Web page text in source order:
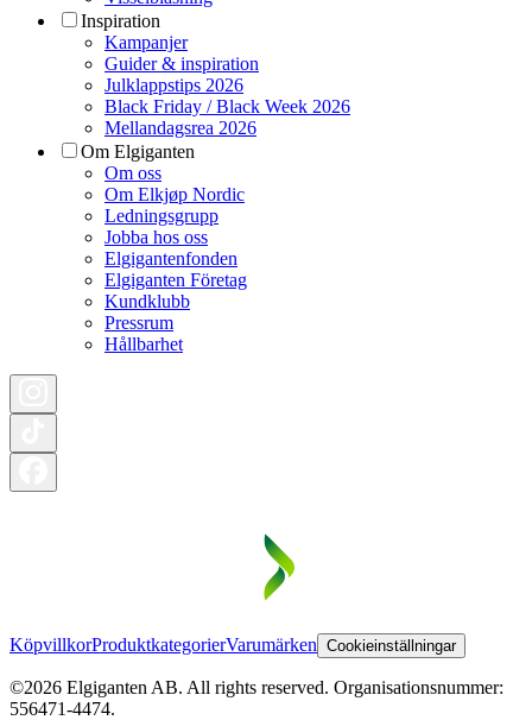
Inspiration
Kampanjer
Guider & inspiration
Julklappstips 2026
Black Friday / Black Week 2026
Mellandagsrea 2026
Om Elgiganten
Om oss
Om Elkjøp Nordic
Ledningsgrupp
Jobba hos oss
Elgigantenfonden
Elgiganten Företag
Kundklubb
Pressrum
Hållbarhet
KöpvillkorProduktkategorierVarumärken Cookieinställningar
©2026 Elgiganten AB. All rights reserved. Organisationsnummer:
556471-4474.